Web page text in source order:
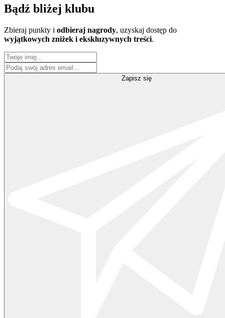
Bądź bliżej klubu
Zbieraj punkty i odbieraj nagrody, uzyskaj dostęp do
wyjątkowych zniżek i ekskluzywnych treści.
Zapisz się